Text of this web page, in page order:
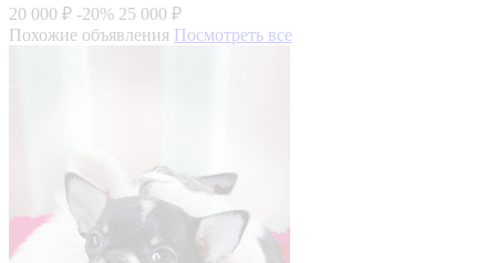
20 000 ₽ -20% 25 000 ₽
Похожие объявления Посмотреть все